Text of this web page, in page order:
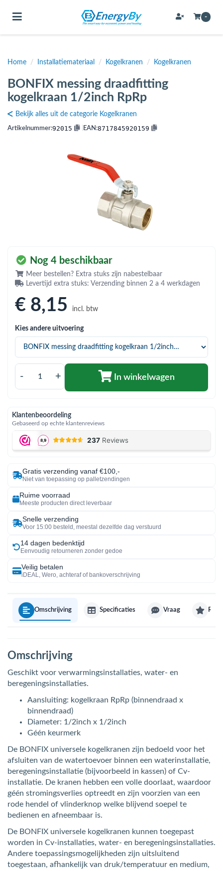
(Bevestigingsmateriaal / schroeven)
(Buffervaten, hygiene boilers & boilervaten)
(Buizen & leidingen)
(Expansievaten)
(Hemelwaterafvoer & riolering)
(Installatiemateriaal)
(Rookkanalen)
(Sanitair)
(Verwarming, kachels & ketels)
(Zonneboilersets & onderdelen)
(Warmtepompen en warmtepompboilers)
Toggle navigation -
Home / Installatiemateriaal / Kogelkranen / Kogelkranen
BONFIX messing draadfitting
kogelkraan 1/2inch RpRp
Bekijk alles uit de categorie Kogelkranen
Artikelnummer:92015 EAN:8717845920159
Nog 4 beschikbaar
Meer bestellen? Extra stuks zijn nabestelbaar
Levertijd extra stuks: Verzending binnen 2 a 4 werkdagen
€ 8,15 incl. btw
Kies andere uitvoering
- + In winkelwagen
Klantenbeoordeling
Gebaseerd op echte klantenreviews
Gratis verzending vanaf €100,-
Niet van toepassing op palletzendingen
Ruime voorraad
Meeste producten direct leverbaar
Snelle verzending
Voor 15:00 besteld, meestal dezelfde dag verstuurd
14 dagen bedenktijd
Eenvoudig retourneren zonder gedoe
Veilig betalen
iDEAL, Wero, achteraf of bankoverschrijving
Omschrijving Specificaties Vraag
Omschrijving
Geschikt voor verwarmingsinstallaties, water- en
beregeningsinstallaties.
Aansluiting: kogelkraan RpRp (binnendraad x
binnendraad)
Diameter: 1/2inch x 1/2inch
Géén keurmerk
De BONFIX universele kogelkranen zijn bedoeld voor het
afsluiten van de watertoevoer binnen een waterinstallatie,
beregeningsinstallatie (bijvoorbeeld in kassen) of Cv-
installatie. De kranen hebben een volle doorlaat, waardoor
géén stromingsverlies optreedt en zijn voorzien van een
rode hendel of vlinderknop welke blijvend soepel te
bedienen en afneembaar is.
De BONFIX universele kogelkranen kunnen toegepast
worden in Cv-installaties, water- en beregeningsinstallaties.
Andere toepassingsmogelijkheden zijn uitsluitend
toegestaan, afhankelijk van druk/temperatuur en medium,